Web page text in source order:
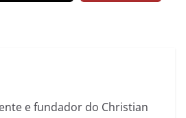
e fundador do Christian